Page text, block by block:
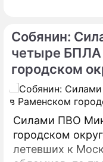
БПЛА
Собянин:
четыре
городском
Силами ПВО
городском
летевших к